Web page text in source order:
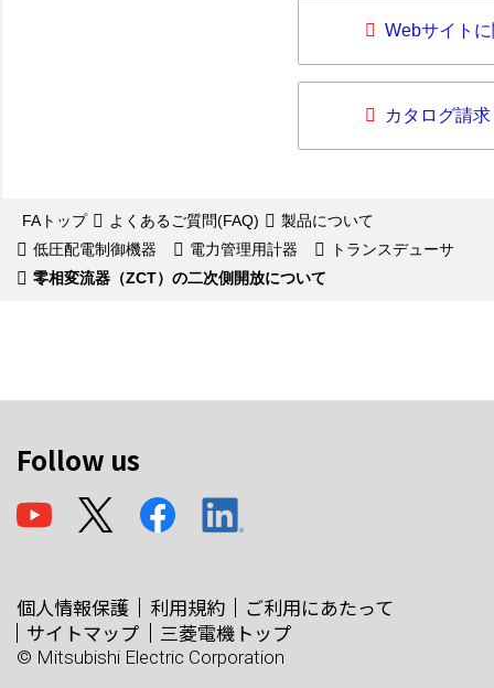
Webサイト
カタログ請求
FAトップ よくあるご質問(FAQ)
製品について
低圧配電制御機器
電力管理用計器
トランスデューサ
零相変流器（ZCT）の二次側開放について
Follow us
個人情報保護 利用規約
ご利用にあたって
サイトマップ
三菱電機トップ
© Mitsubishi Electric Corporation